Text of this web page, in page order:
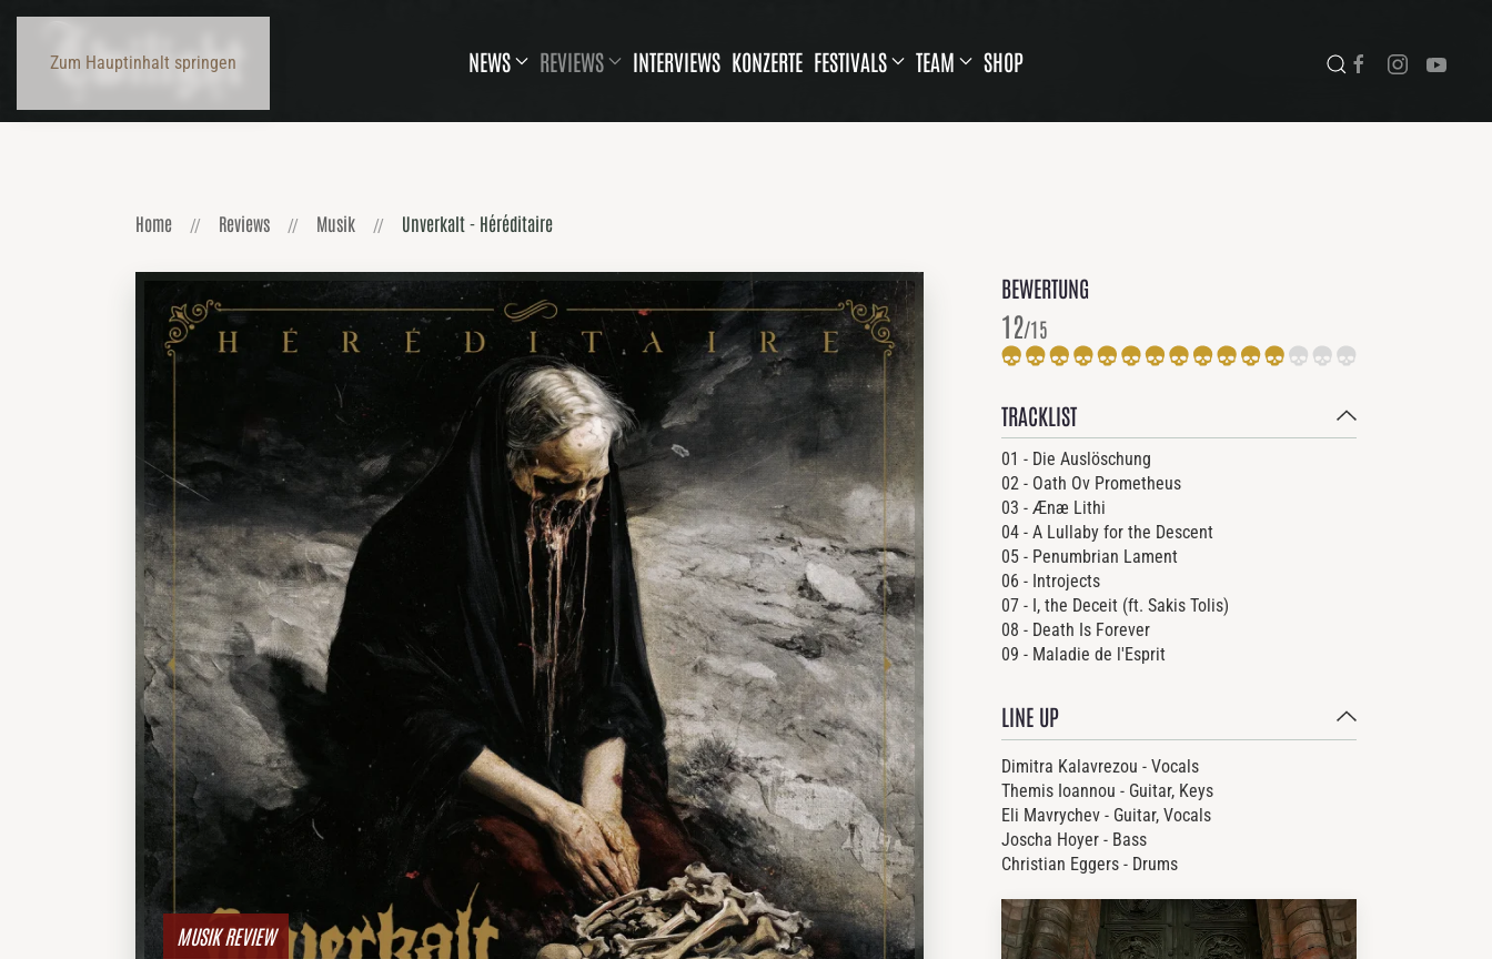
Zum Hauptinhalt springen NEWS REVIEWS INTERVIEWS KONZERTE FESTIVALS TEAM SHOP
Home Reviews Musik Unverkalt - Héréditaire
MUSIK REVIEW
BEWERTUNG
12/15
TRACKLIST
01 - Die Auslöschung
02 - Oath Ov Prometheus
03 - Ænæ Lithi
04 - A Lullaby for the Descent
05 - Penumbrian Lament
06 - Introjects
07 - I, the Deceit (ft. Sakis Tolis)
08 - Death Is Forever
09 - Maladie de l'Esprit
LINE UP
Dimitra Kalavrezou - Vocals
Themis Ioannou - Guitar, Keys
Eli Mavrychev - Guitar, Vocals
Joscha Hoyer - Bass
Christian Eggers - Drums